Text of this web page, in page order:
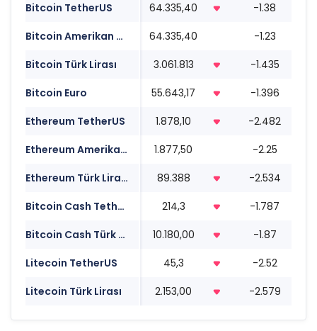
Bitcoin TetherUS
64.335,40 -1.38
Bitcoin Amerikan Doları
64.335,40 -1.23
Bitcoin Türk Lirası
3.061.813 -1.435
Bitcoin Euro
55.643,17 -1.396
Ethereum TetherUS
1.878,10 -2.482
Ethereum Amerikan Doları
1.877,50 -2.25
Ethereum Türk Lirası
89.388 -2.534
Bitcoin Cash TetherUS
214,3 -1.787
Bitcoin Cash Türk Lirası
10.180,00 -1.87
Litecoin TetherUS
45,3 -2.52
Litecoin Türk Lirası
2.153,00 -2.579